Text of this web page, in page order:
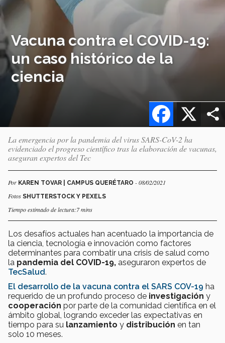
Vacuna contra el COVID-19:
un caso histórico de la
ciencia
X
Facebook
La emergencia por la pandemia del virus SARS-CoV-2 ha
evidenciado el progreso científico tras la elaboración de vacunas,
aseguran expertos del Tec
Por KAREN TOVAR | CAMPUS QUERÉTARO - 08/02/2021
Fotos SHUTTERSTOCK Y PEXELS
Tiempo estimado de lectura:7 mins
Los desafíos actuales han acentuado la importancia de
la ciencia, tecnología e innovación como factores
determinantes para combatir una crisis de salud como
la pandemia del COVID-19, aseguraron expertos de
TecSalud.
El desarrollo de la vacuna contra el SARS COV-19 ha
requerido de un profundo proceso de investigación y
cooperación por parte de la comunidad científica en el
ámbito global, logrando exceder las expectativas en
tiempo para su lanzamiento y distribución en tan
solo 10 meses.